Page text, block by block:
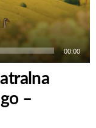
00:00
–